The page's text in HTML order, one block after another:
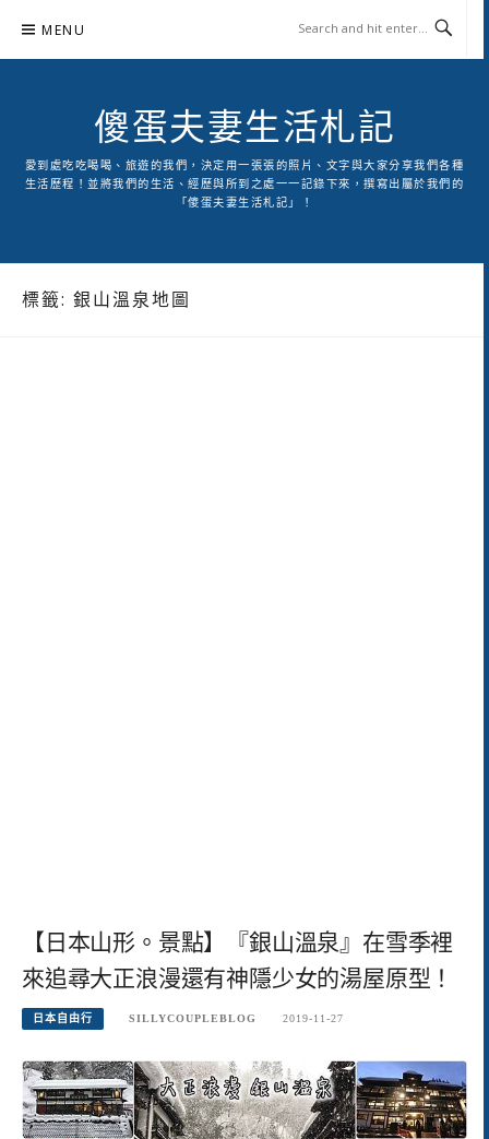
content
MENU
傻蛋夫妻生活札記
愛到處吃吃喝喝、旅遊的我們，決定用一張張的照片、文字與大家分享我們各種
生活歷程！並將我們的生活、經歷與所到之處一一記錄下來，撰寫出屬於我們的
「傻蛋夫妻生活札記」！
標籤: 銀山溫泉地圖
【日本山形。景點】『銀山溫泉』在雪季裡
來追尋大正浪漫還有神隱少女的湯屋原型！
日本自由行 SILLYCOUPLEBLOG 2019-11-27